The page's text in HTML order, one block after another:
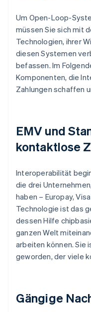
Um Open-Loop-
müssen Sie sich mit
Technologien, ihrer
diesen Systemen
befassen. Im
Komponenten, die
Zahlungen schaffen
EMV und
kontaktlose
Interoperabilität
die drei
haben – Europay,
Technologie ist das
dessen Hilfe
ganzen Welt
arbeiten können. Sie
geworden, der viele
Gängige